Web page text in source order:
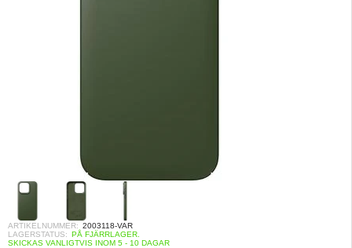
ARTIKELNUMMER: 2003118-VAR
LAGERSTATUS: PÅ FJÄRRLAGER.
SKICKAS VANLIGTVIS INOM 5 - 10 DAGAR